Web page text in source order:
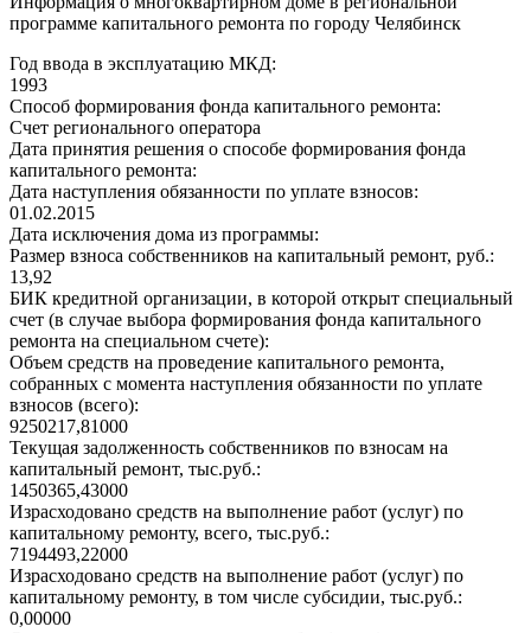
программе капитального ремонта по городу Челябинск
Год ввода в эксплуатацию МКД:
1993
Способ формирования фонда капитального ремонта:
Счет регионального оператора
Дата принятия решения о способе формирования фонда
капитального ремонта:
Дата наступления обязанности по уплате взносов:
01.02.2015
Дата исключения дома из программы:
Размер взноса собственников на капитальный ремонт, руб.:
13,92
БИК кредитной организации, в которой открыт специальный
счет (в случае выбора формирования фонда капитального
ремонта на специальном счете):
Объем средств на проведение капитального ремонта,
собранных с момента наступления обязанности по уплате
взносов (всего):
9250217,81000
Текущая задолженность собственников по взносам на
капитальный ремонт, тыс.руб.:
1450365,43000
Израсходовано средств на выполнение работ (услуг) по
капитальному ремонту, всего, тыс.руб.:
7194493,22000
Израсходовано средств на выполнение работ (услуг) по
капитальному ремонту, в том числе субсидии, тыс.руб.:
0,00000